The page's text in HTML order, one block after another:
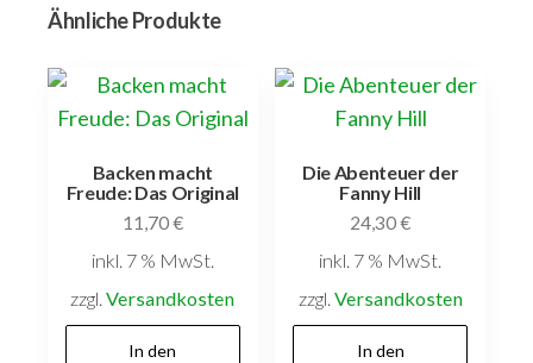
Ähnliche Produkte
Backen macht
Freude: Das Original
11,70€
inkl. 7 % MwSt.
zzgl.Versandkosten
In den
Die Abenteuer der
Fanny Hill
24,30€
inkl. 7 % MwSt.
zzgl. Versandkosten
In den